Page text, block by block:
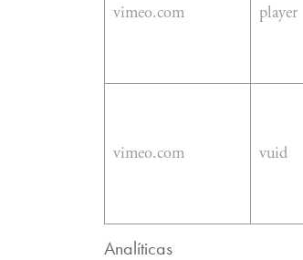
vimeo.com player
vimeo.com vuid
Analíticas